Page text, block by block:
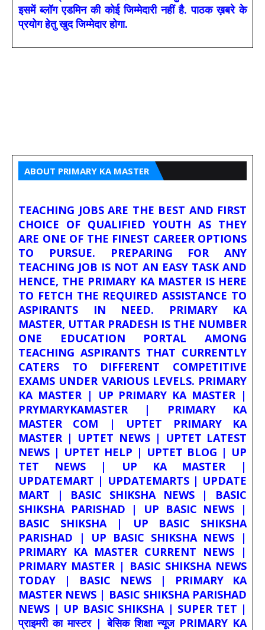
इसमें ब्लॉग एडमिन की कोई जिम्मेदारी नहीं है. पाठक ख़बरे के
प्रयोग हेतु खुद जिम्मेदार होगा.
ABOUT PRIMARY KA MASTER
TEACHING JOBS ARE THE BEST AND FIRST
CHOICE OF QUALIFIED YOUTH AS THEY
ARE ONE OF THE FINEST CAREER OPTIONS
TO PURSUE. PREPARING FOR ANY
TEACHING JOB IS NOT AN EASY TASK AND
HENCE, THE PRIMARY KA MASTER IS HERE
TO FETCH THE REQUIRED ASSISTANCE TO
ASPIRANTS IN NEED. PRIMARY KA
MASTER, UTTAR PRADESH IS THE NUMBER
ONE EDUCATION PORTAL AMONG
TEACHING ASPIRANTS THAT CURRENTLY
CATERS TO DIFFERENT COMPETITIVE
EXAMS UNDER VARIOUS LEVELS. PRIMARY
KA MASTER | UP PRIMARY KA MASTER |
PRYMARYKAMASTER | PRIMARY KA
MASTER COM | UPTET PRIMARY KA
MASTER | UPTET NEWS | UPTET LATEST
NEWS | UPTET HELP | UPTET BLOG | UP
TET NEWS | UP KA MASTER |
UPDATEMART | UPDATEMARTS | UPDATE
MART | BASIC SHIKSHA NEWS | BASIC
SHIKSHA PARISHAD | UP BASIC NEWS |
BASIC SHIKSHA | UP BASIC SHIKSHA
PARISHAD | UP BASIC SHIKSHA NEWS |
PRIMARY KA MASTER CURRENT NEWS |
PRIMARY MASTER | BASIC SHIKSHA NEWS
TODAY | BASIC NEWS | PRIMARY KA
MASTER NEWS | BASIC SHIKSHA PARISHAD
NEWS | UP BASIC SHIKSHA | SUPER TET |
प्राइमरी का मास्टर | बेसिक शिक्षा न्यूज PRIMARY KA